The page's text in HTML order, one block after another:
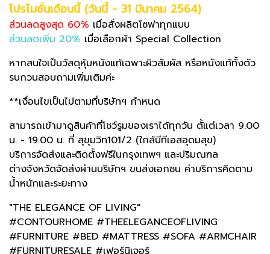
โปรโมชั่นเดือนนี้ (วันนี้ - 31 มีนาคม 2564)
ส่วนลดสูงสุด 60% เมื่อสั่งผลิตโซฟาทุกแบบ
ส่วนลดเพิ่ม 20% เมื่อเลือกผ้า Special Collection
หากสนใจเป็นวัสดุหุ้มหนังแท้เฉพาะผิวสัมผัส หรือหนังแท้ทั้งตัว
รบกวนสอบถามเพิ่มเติมค่ะ
**เงื่อนไขเป็นไปตามที่บริษัทฯ กำหนด
สามารถเข้ามาดูสินค้าที่โชว์รูมของเราได้ทุกวัน ตั้แต่เวลา 9.00
น. - 19.00 น. ที่ สุขุมวิท101/2 (ใกล้บีทีเอสอุดมสุข)
บริการจัดส่งและติดตั้งฟรีในกรุงเทพฯ และปริมณฑล
ต่างจังหวัดจัดส่งผ่านบริษัทฯ ขนส่งเอกชน ค่าบริการคิดตาม
น้ำหนักและระยะทาง
"THE ELEGANCE OF LIVING"
#CONTOURHOME #THEELEGANCEOFLIVING
#FURNITURE #BED #MATTRESS #SOFA #ARMCHAIR
#FURNITURESALE #เฟอร์นิเจอร์